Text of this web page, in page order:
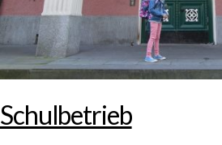
Schulbetrieb